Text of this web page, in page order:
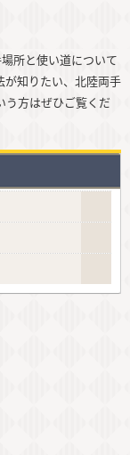
所と使い道について
が知りたい、北陸両手
う方はぜひご覧くだ